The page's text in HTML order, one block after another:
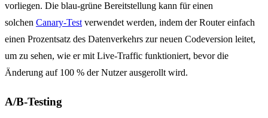
vorliegen. Die blau-grüne Bereitstellung kann für einen
solchen Canary-Test verwendet werden, indem der Router einfach
einen Prozentsatz des Datenverkehrs zur neuen Codeversion leitet,
um zu sehen, wie er mit Live-Traffic funktioniert, bevor die
Änderung auf 100 % der Nutzer ausgerollt wird.
A/B-Testing